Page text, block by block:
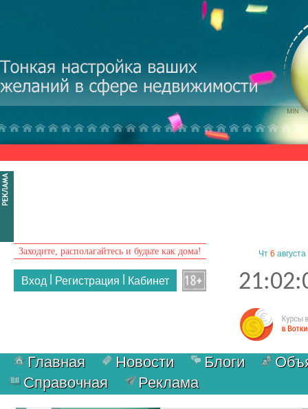
Заходите, располагайтесь и будьте как дома!
Вход Регистрация Кабинет
Чт6 августа
Главная Новости Блоги
Справочная
Реклама